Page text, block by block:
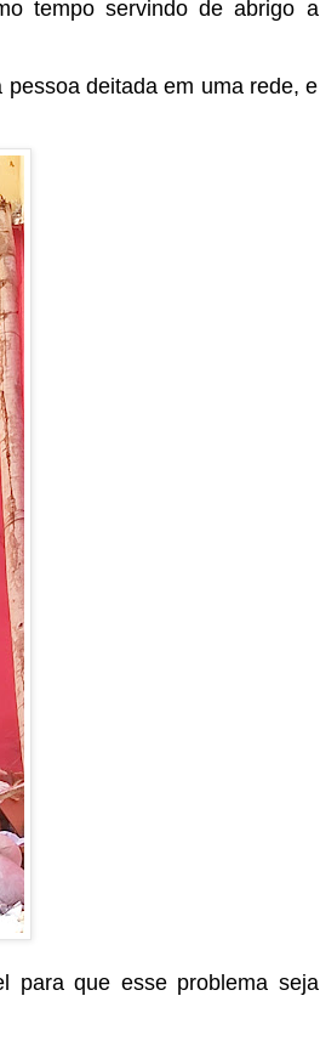
tempo servindo de abrigo a
deitada em uma rede, e
para que esse problema seja